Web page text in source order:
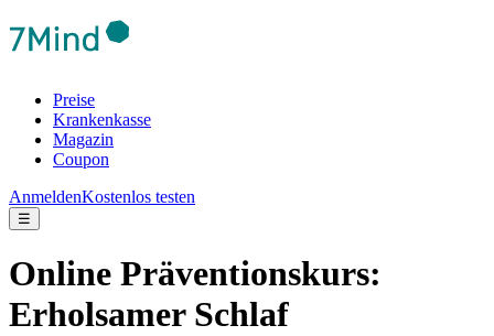
Preise
Krankenkasse
Magazin
Coupon
AnmeldenKostenlos testen
☰
Online Präventionskurs:
Erholsamer Schlaf